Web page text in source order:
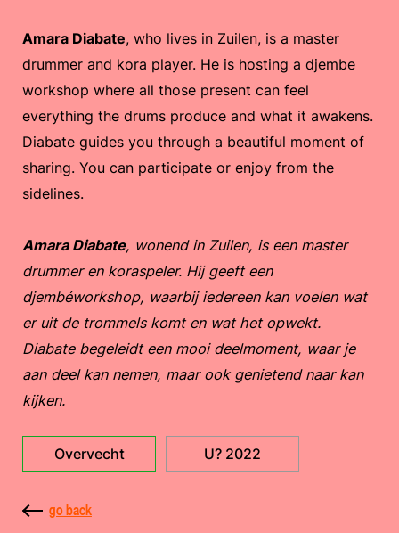
Amara Diabate, who lives in Zuilen, is a master
drummer and kora player. He is hosting a djembe
workshop where all those present can feel
everything the drums produce and what it awakens.
Diabate guides you through a beautiful moment of
sharing. You can participate or enjoy from the
sidelines.
Amara Diabate, wonend in Zuilen, is een master
drummer en koraspeler. Hij geeft een
djembéworkshop, waarbij iedereen kan voelen wat
er uit de trommels komt en wat het opwekt.
Diabate begeleidt een mooi deelmoment, waar je
aan deel kan nemen, maar ook genietend naar kan
kijken.
Overvecht U? 2022
go back